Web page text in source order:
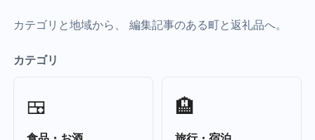
カテゴリと地域から、 編集記事のある町と返礼品へ。
カテゴリ
🍱 🏨